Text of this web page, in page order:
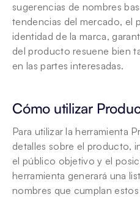
sugerencias de nombres
tendencias del mercado, el
identidad de la marca,
del producto resuene bien
en las partes interesadas.
Cómo utilizar
Para utilizar la herramienta
detalles sobre el producto,
el público objetivo y el
herramienta generará una
nombres que cumplan